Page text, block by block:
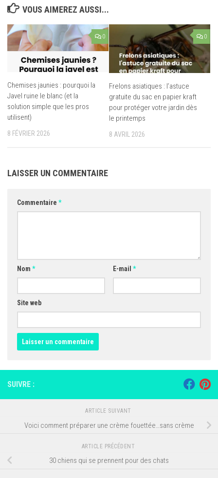
VOUS AIMEREZ AUSSI...
0
Chemises jaunies : pourquoi la
Javel ruine le blanc (et la
solution simple que les pros
utilisent)
8 FÉVRIER 2026
0
Frelons asiatiques : l’astuce
gratuite du sac en papier kraft
pour protéger votre jardin dès
le printemps
8 AVRIL 2026
LAISSER UN COMMENTAIRE
Commentaire *
Nom * E-mail *
Site web
SUIVRE :
ARTICLE SUIVANT
Voici comment préparer une crème fouettée…sans crème
ARTICLE PRÉCÉDENT
30 chiens qui se prennent pour des chats